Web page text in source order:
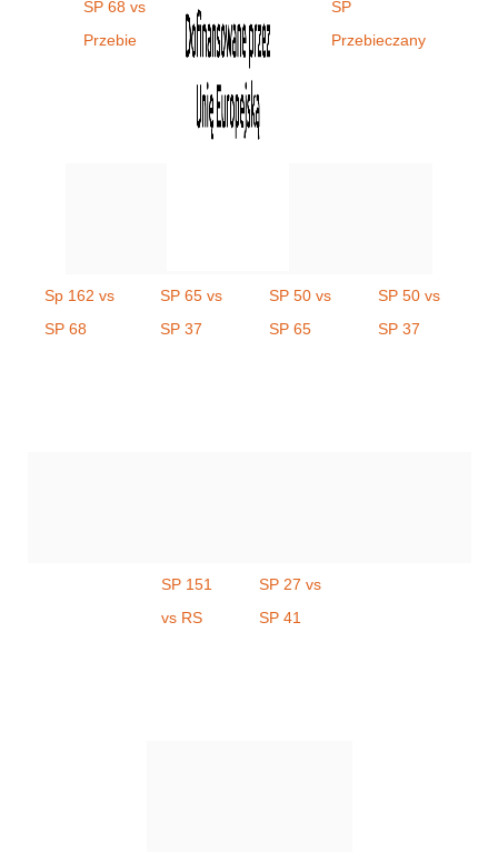
SP 68 vs
Przebie
Przebie
SP
Przebieczany
Sp 162 vs
SP 68
SP 65 vs
SP 37
SP 50 vs
SP 65
SP 50 vs
SP 37
SP 151
vs RS
SP 27 vs
SP 41